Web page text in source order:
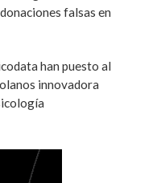
falsas en
han puesto al
innovadora